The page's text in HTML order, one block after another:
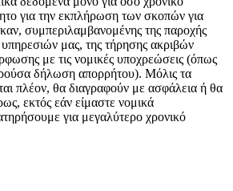
για την εκπλήρωση των σκοπών για
συμπεριλαμβανομένης της παροχής
μας, της τήρησης ακριβών
με τις νομικές υποχρεώσεις (όπως
δήλωση απορρήτου). Μόλις τα
πλέον, θα διαγραφούν με ασφάλεια ή θα
εκτός εάν είμαστε νομικά
για μεγαλύτερο χρονικό